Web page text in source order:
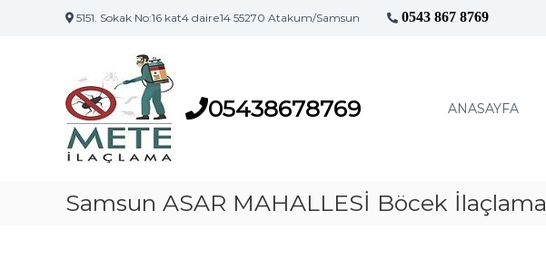
5151. Sokak No:16 kat4 daire14 55270 Atakum/Samsun 0543 867 8769
s
l
u
n
İ
05438678769 ANASAYFA
Samsun ASAR MAHALLESİ Böcek İlaçlama